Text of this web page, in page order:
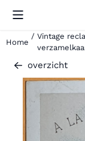
Cookievoorkeuren
Home
/ Vintage
overzicht